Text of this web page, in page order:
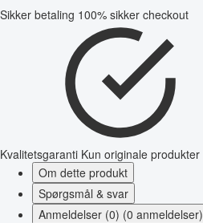
Sikker betaling 100% sikker checkout
Kvalitetsgaranti Kun originale produkter
Om dette produkt
Spørgsmål & svar
Anmeldelser (0) (0 anmeldelser)